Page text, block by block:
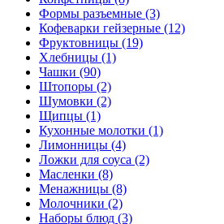
Формы разъемные (3)
Кофеварки гейзерные (12)
Фруктовницы (19)
Хлебницы (1)
Чашки (90)
Штопоры (2)
Шумовки (2)
Щипцы (1)
Кухонные молотки (1)
Лимонницы (4)
Ложки для соуса (2)
Масленки (8)
Менажницы (8)
Молочники (2)
Наборы блюд (3)